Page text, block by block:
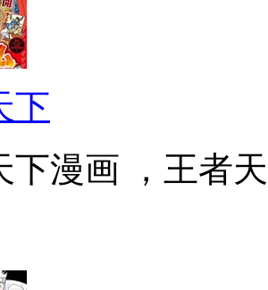
下
下漫画 ，王者